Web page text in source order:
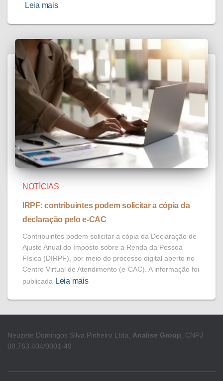
Leia mais
NOTÍCIAS
IRPF: contribuintes podem solicitar a cópia da
declaração pelo e-CAC
Contribuintes podem solicitar a cópia da Declaração de
Ajuste Anual do Imposto sobre a Renda da Pessoa
Física (DIRPF), por meio do processo digital aberto no
Centro Virtual de Atendimento (e-CAC). A informação foi
publicada Leia mais
Neuzete Domingos Silva Pinheiro Ltda, Analise Group, CNPJ
08.763.404/0001-49